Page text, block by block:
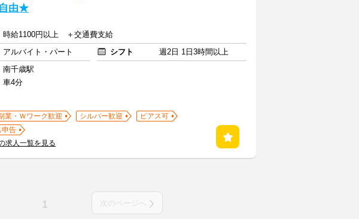
由★
時給1100円以上 ＋交通費支給
アルバイト・パート シフト
週2日 1日3時間以上
南千歳駅
車4分
業・Ｗワーク歓迎 シルバー歓迎
ピアス可
申告
求人一覧を見る
1 次のページへ